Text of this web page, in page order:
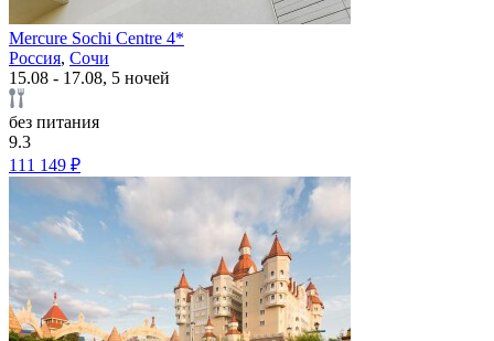
Mercure Sochi Centre 4*
Россия, Сочи
15.08 - 17.08, 5 ночей
без питания
9.3
111 149 ₽